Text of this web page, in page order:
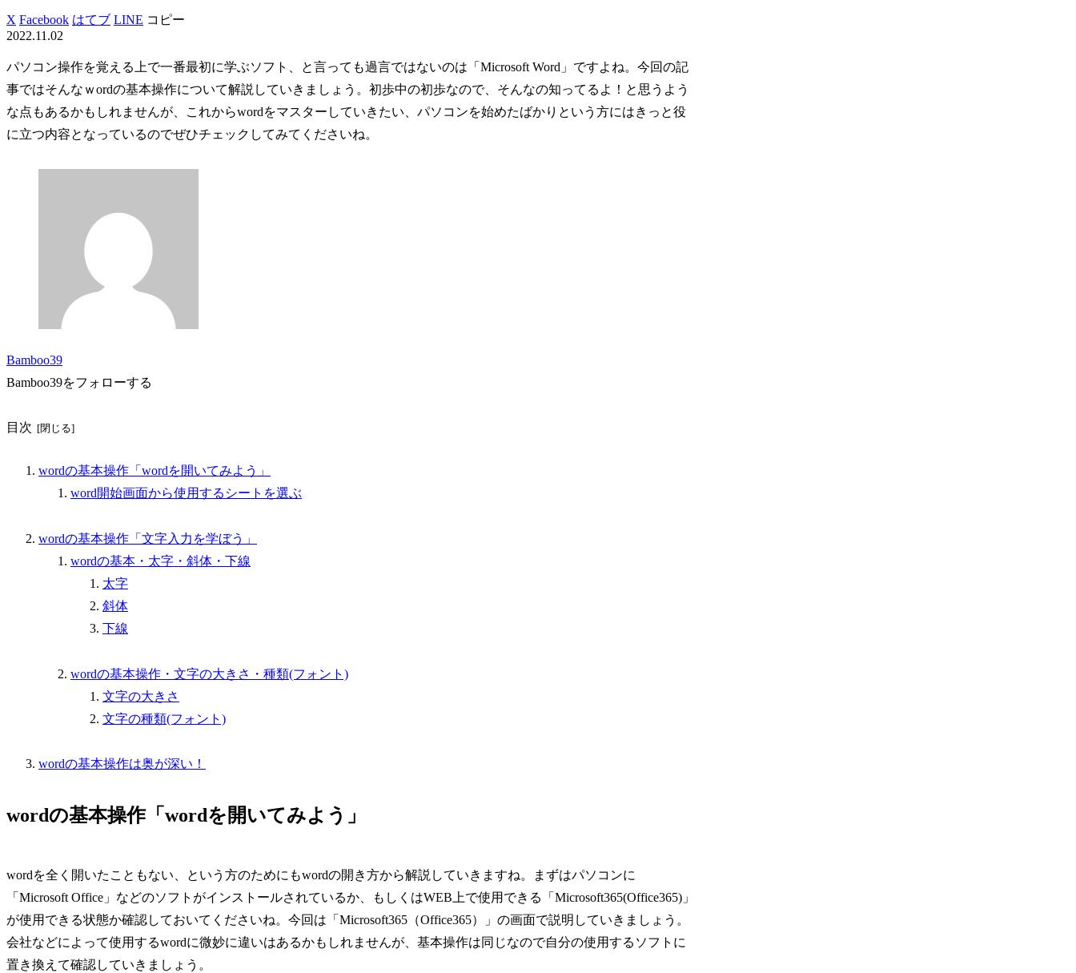
X Facebook はてブ LINE コピー
2022.11.02
パソコン操作を覚える上で一番最初に学ぶソフト、と言っても過言ではないのは「Microsoft Word」ですよね。今回の記
事ではそんなｗordの基本操作について解説していきましょう。初歩中の初歩なので、そんなの知ってるよ！と思うよう
な点もあるかもしれませんが、これからwordをマスターしていきたい、パソコンを始めたばかりという方にはきっと役
に立つ内容となっているのでぜひチェックしてみてくださいね。
Bamboo39
Bamboo39をフォローする
目次
wordの基本操作「wordを開いてみよう」
word開始画面から使用するシートを選ぶ
wordの基本操作「文字入力を学ぼう」
wordの基本・太字・斜体・下線
太字
斜体
下線
wordの基本操作・文字の大きさ・種類(フォント)
文字の大きさ
文字の種類(フォント)
wordの基本操作は奥が深い！
wordの基本操作「wordを開いてみよう」
wordを全く開いたこともない、という方のためにもwordの開き方から解説していきますね。まずはパソコンに
「Microsoft Office」などのソフトがインストールされているか、もしくはWEB上で使用できる「Microsoft365(Office365)」
が使用できる状態か確認しておいてくださいね。今回は「Microsoft365（Office365）」の画面で説明していきましょう。
会社などによって使用するwordに微妙に違いはあるかもしれませんが、基本操作は同じなので自分の使用するソフトに
置き換えて確認していきましょう。